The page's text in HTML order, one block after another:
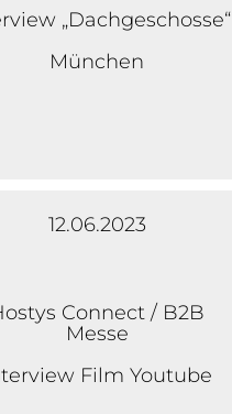
„Dachgeschosse“
München
12.06.2023
Connect / B2B
Messe
Film Youtube